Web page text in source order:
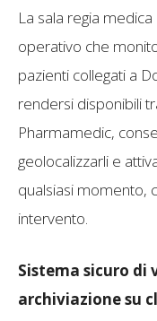
La sala regia
operativo che
pazienti collegati a
rendersi disponibili
Pharmamedic,
geolocalizzarli e
qualsiasi momento,
intervento.
Sistema sicuro di
archiviazione su